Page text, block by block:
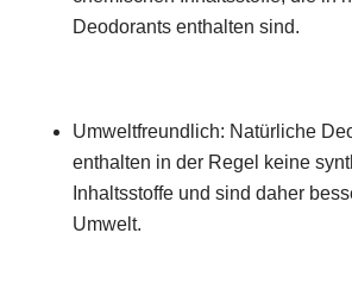
Deodorants enthalten sind.
Umweltfreundlich: Natürliche
enthalten in der Regel keine
Inhaltsstoffe und sind daher
Umwelt.